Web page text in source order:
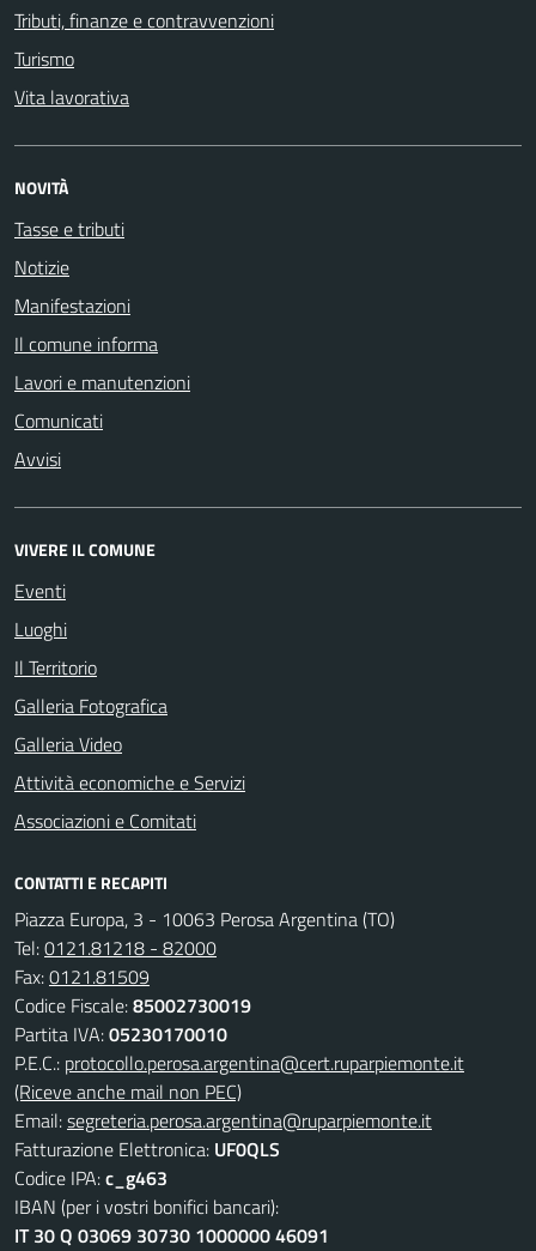
Tributi, finanze e contravvenzioni
Turismo
Vita lavorativa
NOVITÀ
Tasse e tributi
Notizie
Manifestazioni
Il comune informa
Lavori e manutenzioni
Comunicati
Avvisi
VIVERE IL COMUNE
Eventi
Luoghi
Il Territorio
Galleria Fotografica
Galleria Video
Attività economiche e Servizi
Associazioni e Comitati
CONTATTI E RECAPITI
Piazza Europa, 3 - 10063 Perosa Argentina (TO)
Tel:0121.81218 - 82000
Fax:0121.81509
Codice Fiscale:85002730019
Partita IVA:05230170010
P.E.C.: protocollo.perosa.argentina@cert.ruparpiemonte.it
(Riceve anche mail non PEC)
Email:segreteria.perosa.argentina@ruparpiemonte.it
Fatturazione Elettronica: UF0QLS
Codice IPA:c_g463
IBAN (per i vostri bonifici bancari):
IT 30 Q 03069 30730 1000000 46091